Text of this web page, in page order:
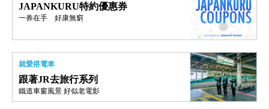
JAPANKURU特約優惠券
一券在手 好康無窮
就愛搭電車
跟著JR去旅行系列
鐵道車窗風景 好似老電影